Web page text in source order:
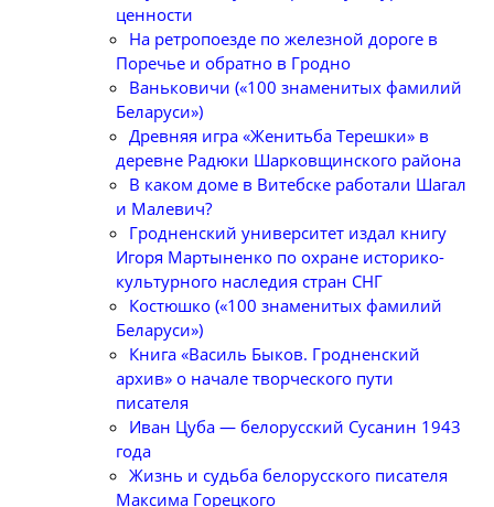
ценности
На ретропоезде по железной дороге в
Поречье и обратно в Гродно
Ваньковичи («100 знаменитых фамилий
Беларуси»)
Древняя игра «Женитьба Терешки» в
деревне Радюки Шарковщинского района
В каком доме в Витебске работали Шагал
и Малевич?
Гродненский университет издал книгу
Игоря Мартыненко по охране историко-
культурного наследия стран СНГ
Костюшко («100 знаменитых фамилий
Беларуси»)
Книга «Василь Быков. Гродненский
архив» о начале творческого пути
писателя
Иван Цуба — белорусский Сусанин 1943
года
Жизнь и судьба белорусского писателя
Максима Горецкого